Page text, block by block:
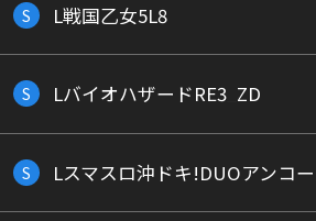
S L戦国乙女5L8
S LバイオハザードRE3_ZD
S Lスマスロ沖ドキ!DUOアンコ